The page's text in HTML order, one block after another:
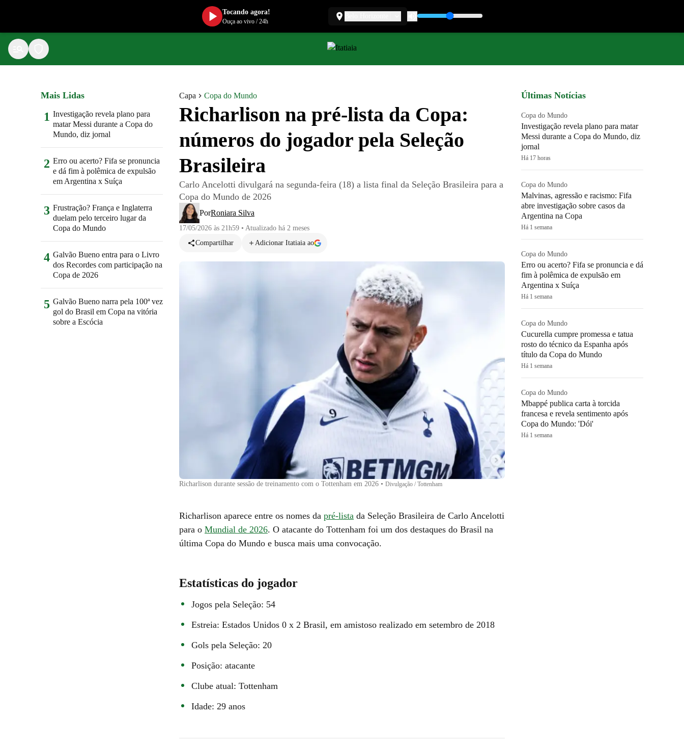
Capa Copa do Mundo
Richarlison na pré-lista da Copa:
números do jogador pela Seleção
Brasileira
Carlo Ancelotti divulgará na segunda-feira (18) a lista final da Seleção Brasileira para a
Copa do Mundo de 2026
PorRoniara Silva
17/05/2026 às 21h59 • Atualizado há 2 meses
Compartilhar
Adicionar Itatiaia ao
Richarlison durante sessão de treinamento com o Tottenham em 2026 • Divulgação / Tottenham
Richarlison aparece entre os nomes da pré-lista da Seleção Brasileira de Carlo Ancelotti
para o Mundial de 2026. O atacante do Tottenham foi um dos destaques do Brasil na
última Copa do Mundo e busca mais uma convocação.
Estatísticas do jogador
Jogos pela Seleção: 54
Estreia: Estados Unidos 0 x 2 Brasil, em amistoso realizado em setembro de 2018
Gols pela Seleção: 20
Posição: atacante
Clube atual: Tottenham
Idade: 29 anos
Mais Lidas
1 Investigação revela plano para
matar Messi durante a Copa do
Mundo, diz jornal
2 Erro ou acerto? Fifa se pronuncia
e dá fim à polêmica de expulsão
em Argentina x Suíça
3 Frustração? França e Inglaterra
duelam pelo terceiro lugar da
Copa do Mundo
4 Galvão Bueno entra para o Livro
dos Recordes com participação na
Copa de 2026
5 Galvão Bueno narra pela 100ª vez
gol do Brasil em Copa na vitória
sobre a Escócia
Últimas Notícias
Copa do Mundo
Investigação revela plano para matar
Messi durante a Copa do Mundo, diz
jornal
Há 17 horas
Copa do Mundo
Malvinas, agressão e racismo: Fifa
abre investigação sobre casos da
Argentina na Copa
Há 1 semana
Copa do Mundo
Erro ou acerto? Fifa se pronuncia e dá
fim à polêmica de expulsão em
Argentina x Suíça
Há 1 semana
Copa do Mundo
Cucurella cumpre promessa e tatua
rosto do técnico da Espanha após
título da Copa do Mundo
Há 1 semana
Copa do Mundo
Mbappé publica carta à torcida
francesa e revela sentimento após
Copa do Mundo: 'Dói'
Há 1 semana
Tocando agora!
Ouça ao vivo/24h